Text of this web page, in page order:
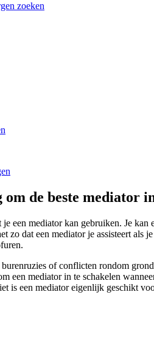
zoeken
de beste mediator
een mediator kan gebruiken. Je
zo dat een mediator je assisteert
of conflicten rondom
een mediator in te schakelen
is een mediator eigenlijk geschikt